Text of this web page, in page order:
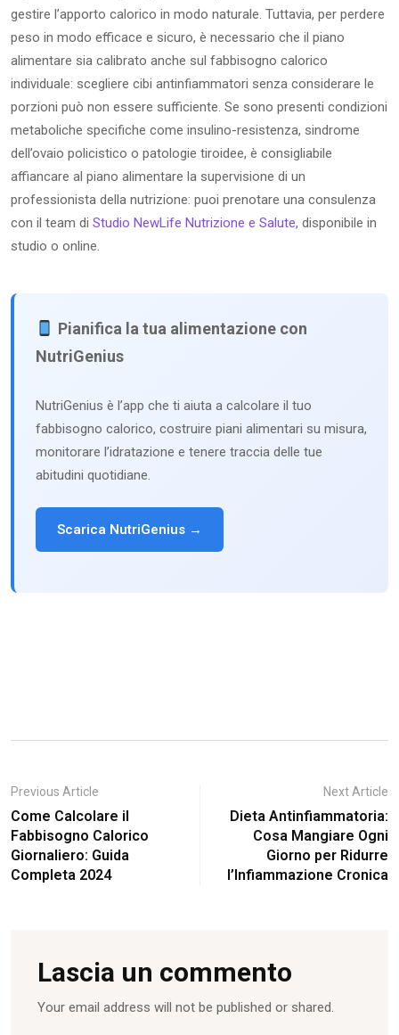
gestire l’apporto calorico in modo naturale. Tuttavia, per perdere
peso in modo efficace e sicuro, è necessario che il piano
alimentare sia calibrato anche sul fabbisogno calorico
individuale: scegliere cibi antinfiammatori senza considerare le
porzioni può non essere sufficiente. Se sono presenti condizioni
metaboliche specifiche come insulino-resistenza, sindrome
dell’ovaio policistico o patologie tiroidee, è consigliabile
affiancare al piano alimentare la supervisione di un
professionista della nutrizione: puoi prenotare una consulenza
con il team di Studio NewLife Nutrizione e Salute, disponibile in
studio o online.
Pianifica la tua alimentazione con
NutriGenius
NutriGenius è l’app che ti aiuta a calcolare il tuo
fabbisogno calorico, costruire piani alimentari su misura,
monitorare l’idratazione e tenere traccia delle tue
abitudini quotidiane.
Scarica NutriGenius →
Previous Article
Come Calcolare il
Fabbisogno Calorico
Giornaliero: Guida
Completa 2024
Next Article
Dieta Antinfiammatoria:
Cosa Mangiare Ogni
Giorno per Ridurre
l’Infiammazione Cronica
Lascia un commento
Your email address will not be published or shared.